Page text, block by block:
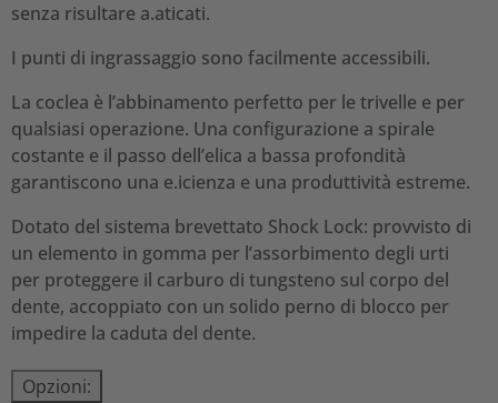
senza risultare a.aticati.
I punti di ingrassaggio sono facilmente accessibili.
La coclea è l’abbinamento perfetto per le trivelle e per
qualsiasi operazione. Una configurazione a spirale
costante e il passo dell’elica a bassa profondità
garantiscono una e.icienza e una produttività estreme.
Dotato del sistema brevettato Shock Lock: provvisto di
un elemento in gomma per l’assorbimento degli urti
per proteggere il carburo di tungsteno sul corpo del
dente, accoppiato con un solido perno di blocco per
impedire la caduta del dente.
Opzioni: